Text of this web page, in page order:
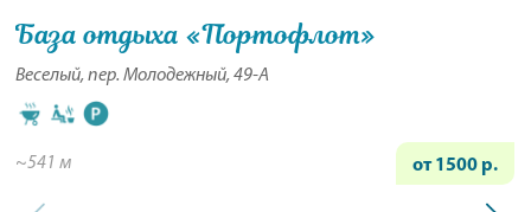
База отдыха «Портофлот»
Веселый, пер. Молодежный, 49-А
~541 м от 1500 р.